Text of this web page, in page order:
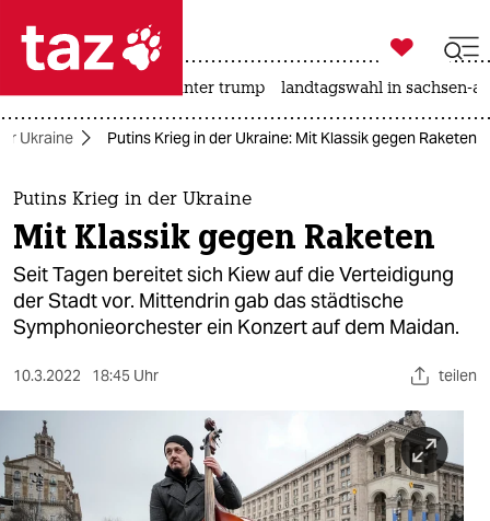
 taz zahl ich
taz zahl ich
themen
politik
öko
gesellschaft
sport
berlin

taz zahl ich
usa unter trump landtagswahl in sachsen-
Ukraine Putins Krieg in der Ukraine: Mit Klassik gegen Raketen
Putins Krieg in der Ukraine
Mit Klassik gegen Raketen
Seit Tagen bereitet sich Kiew auf die Verteidigung
der Stadt vor. Mittendrin gab das städtische
Symphonieorchester ein Konzert auf dem Maidan.
10.3.2022 18:45 Uhr teilen